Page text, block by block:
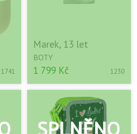
1741
Marek, 13 let
BOTY
1 799 Kč 1230